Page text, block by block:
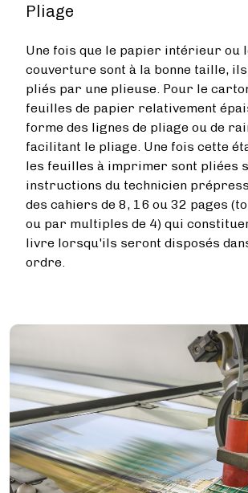
Pliage
Une fois que le papier intérieur ou
couverture sont à la bonne taille,
pliés par une plieuse. Pour le
feuilles de papier relativement
forme des lignes de pliage ou de
facilitant le pliage. Une fois cette
les feuilles à imprimer sont pliées
instructions du technicien
des cahiers de 8, 16 ou 32 pages
ou par multiples de 4) qui
livre lorsqu'ils seront disposés
ordre.
Image